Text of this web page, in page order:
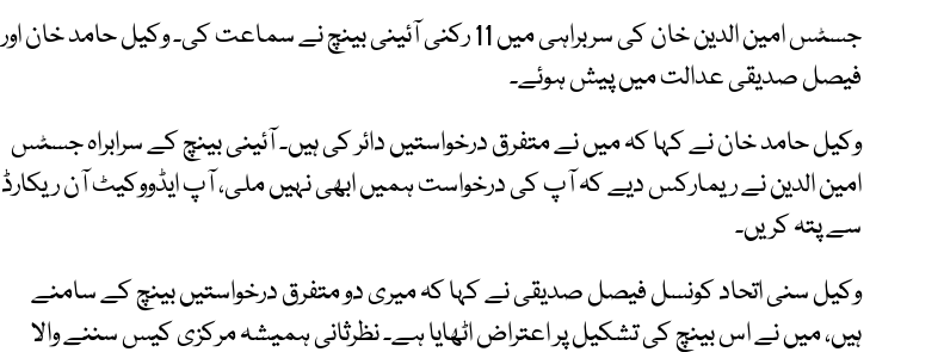
جسٹس امین الدین خان کی سربراہی میں 11 رکنی آئینی بینچ نے سماعت کی۔ وکیل حامد خان اور
فیصل صدیقی عدالت میں پیش ہوئے۔
وکیل حامد خان نے کہا کہ میں نے متفرق درخواستیں دائر کی ہیں۔ آئینی بینچ کے سرابراہ جسٹس
امین الدین نے ریمارکس دیے کہ آپ کی درخواست ہمیں ابھی نہیں ملی، آپ ایڈووکیٹ آن ریکارڈ
سے پتہ کریں۔
وکیل سنی اتحاد کونسل فیصل صدیقی نے کہا کہ میری دو متفرق درخواستیں بینچ کے سامنے
ہیں، میں نے اس بینچ کی تشکیل پر اعتراض اٹھایا ہے۔ نظرثانی ہمیشہ مرکزی کیس سننے والا